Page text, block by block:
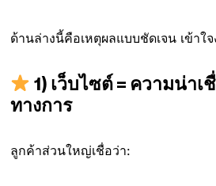
ด้านล่างนี้คือเหตุผลแบบชัดเจน เข้าใจ
1) เว็บไซต์ = ความน่าเ
ทางการ
ลูกค้าส่วนใหญ่เชื่อว่า: